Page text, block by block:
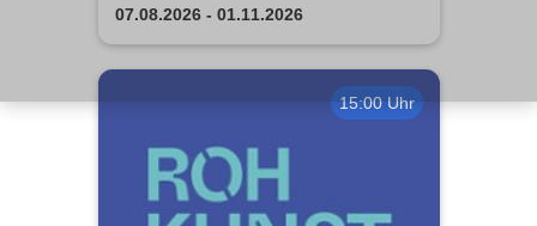
07.08.2026 - 01.11.2026
15:00 Uhr